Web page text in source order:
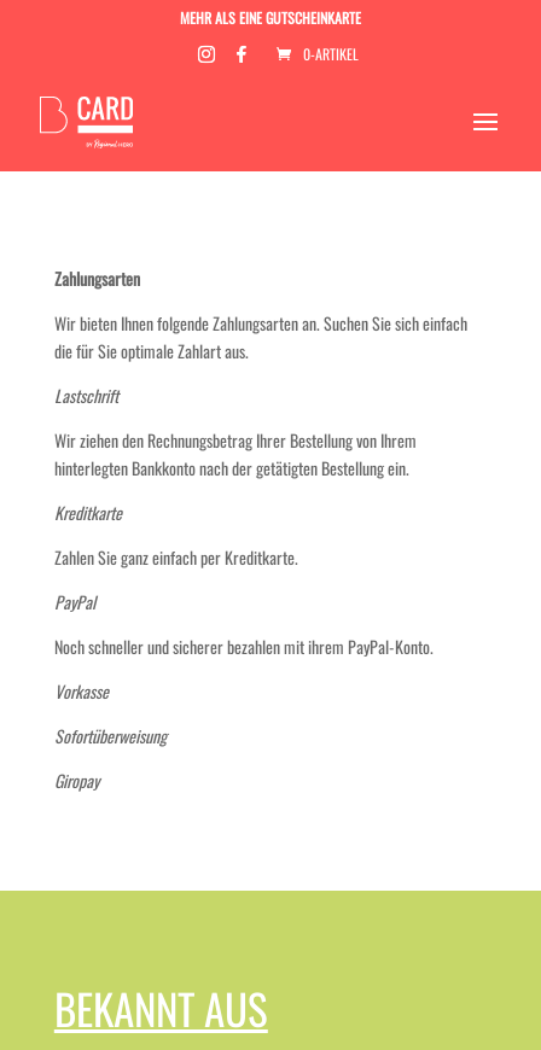
MEHR ALS EINE GUTSCHEINKARTE
0-ARTIKEL
Zahlungsarten
Wir bieten Ihnen folgende Zahlungsarten an. Suchen Sie sich einfach
die für Sie optimale Zahlart aus.
Lastschrift
Wir ziehen den Rechnungsbetrag Ihrer Bestellung von Ihrem
hinterlegten Bankkonto nach der getätigten Bestellung ein.
Kreditkarte
Zahlen Sie ganz einfach per Kreditkarte.
PayPal
Noch schneller und sicherer bezahlen mit ihrem PayPal-Konto.
Vorkasse
Sofortüberweisung
Giropay
BEKANNT AUS